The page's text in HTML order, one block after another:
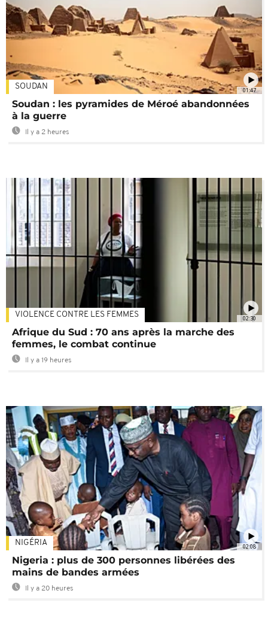
01:47
SOUDAN
Soudan : les pyramides de Méroé abandonnées
à la guerre
Il y a 2 heures
02:30
VIOLENCE CONTRE LES FEMMES
Afrique du Sud : 70 ans après la marche des
femmes, le combat continue
Il y a 19 heures
02:08
NIGÉRIA
Nigeria : plus de 300 personnes libérées des
mains de bandes armées
Il y a 20 heures